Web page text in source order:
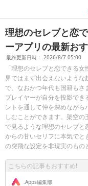
理想のセレブと恋
ーアプリの最新お
最終更新日時： 2026/8/7 05:00
「理想のセレブと恋できる
界ではまず出会えないような
で、なおかつ年代も国籍もさ
プレイヤーが自分を投影で
ントを通して仲を深めなが
しむことができます。架空
で見るような理想のセレブ
からの甘いセリフに本気でと
の突飛な設定を非現実のもの
こちらの記事もおすすめ!
.Apps編集部